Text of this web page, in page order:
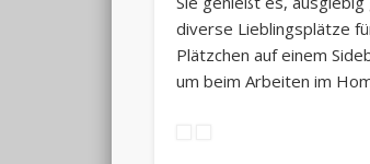
diverse Lieblingsplätze
Plätzchen auf einem
um beim Arbeiten im